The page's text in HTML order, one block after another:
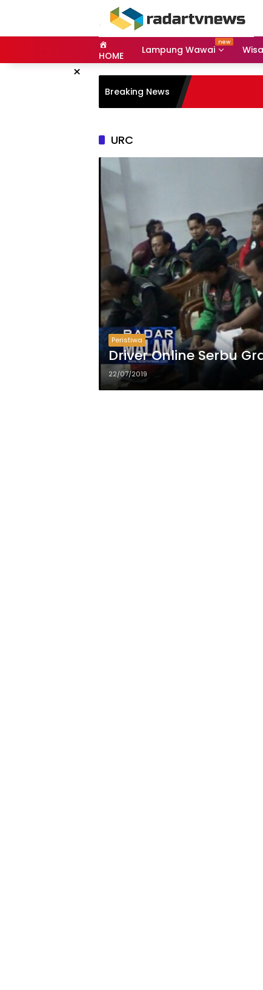
HOME Lampung Wawai
×
Breaking News
URC
Peristiwa
Driver Online Serbu
22/07/2019